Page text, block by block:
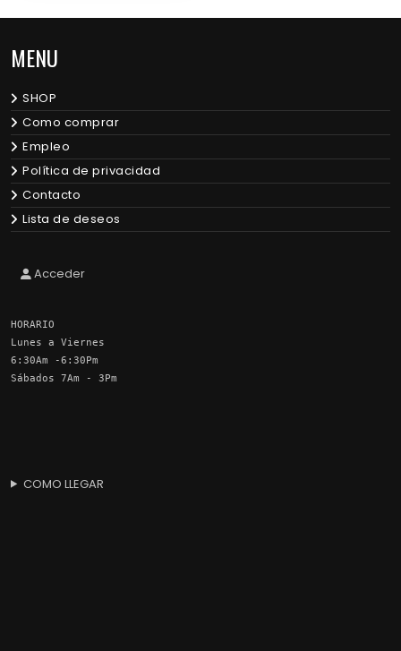
MENU
SHOP
Como comprar
Empleo
Política de privacidad
Contacto
Lista de deseos
Acceder
HORARIO
Lunes a Viernes
6:30Am -6:30Pm
Sábados 7Am - 3Pm
COMO LLEGAR